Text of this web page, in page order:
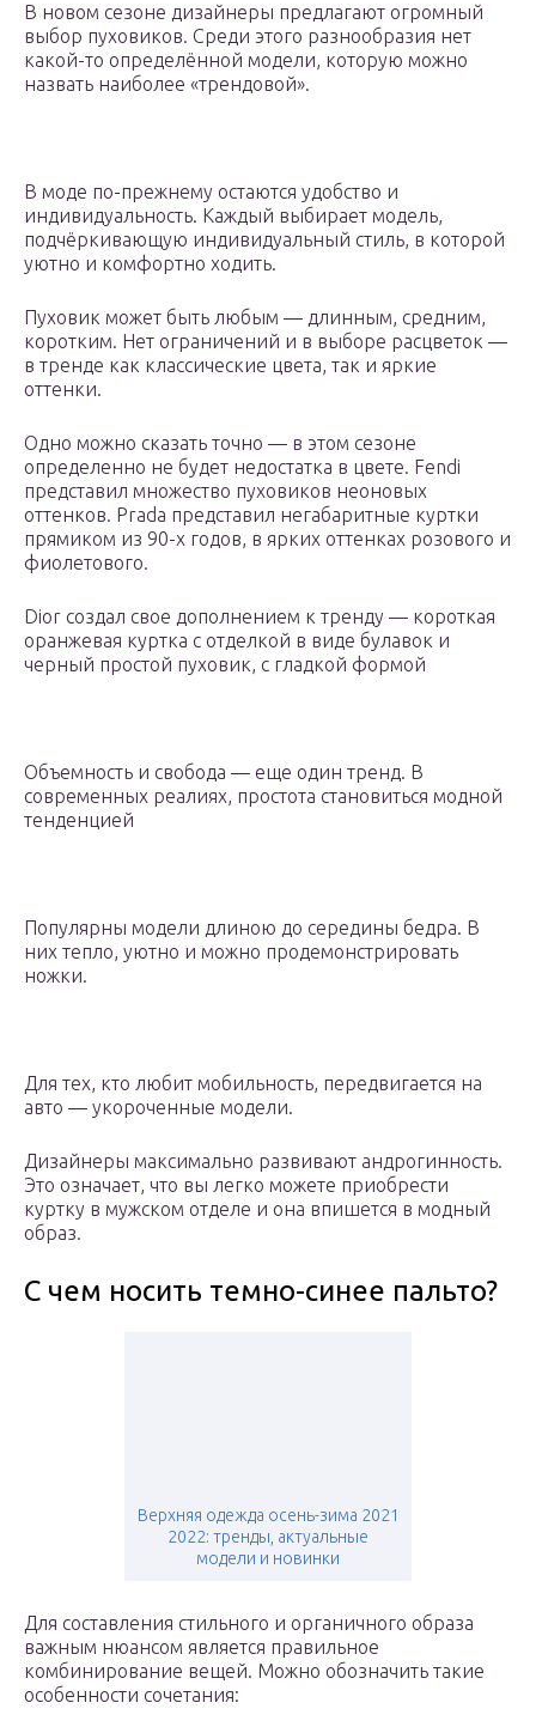
В новом сезоне дизайнеры предлагают огромный
выбор пуховиков. Среди этого разнообразия нет
какой-то определённой модели, которую можно
назвать наиболее «трендовой».
В моде по-прежнему остаются удобство и
индивидуальность. Каждый выбирает модель,
подчёркивающую индивидуальный стиль, в которой
уютно и комфортно ходить.
Пуховик может быть любым — длинным, средним,
коротким. Нет ограничений и в выборе расцветок —
в тренде как классические цвета, так и яркие
оттенки.
Одно можно сказать точно — в этом сезоне
определенно не будет недостатка в цвете. Fendi
представил множество пуховиков неоновых
оттенков. Prada представил негабаритные куртки
прямиком из 90-х годов, в ярких оттенках розового и
фиолетового.
Dior создал свое дополнением к тренду — короткая
оранжевая куртка с отделкой в виде булавок и
черный простой пуховик, с гладкой формой
Объемность и свобода — еще один тренд. В
современных реалиях, простота становиться модной
тенденцией
Популярны модели длиною до середины бедра. В
них тепло, уютно и можно продемонстрировать
ножки.
Для тех, кто любит мобильность, передвигается на
авто — укороченные модели.
Дизайнеры максимально развивают андрогинность.
Это означает, что вы легко можете приобрести
куртку в мужском отделе и она впишется в модный
образ.
С чем носить темно-синее пальто?
Верхняя одежда осень-зима 2021
2022: тренды, актуальные
модели и новинки
Для составления стильного и органичного образа
важным нюансом является правильное
комбинирование вещей. Можно обозначить такие
особенности сочетания: